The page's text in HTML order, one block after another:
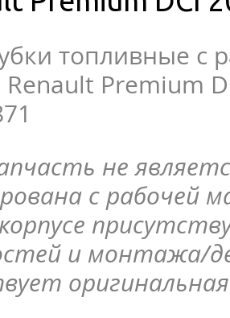
топливные
Premium
не
с рабочей
и монтажа/
оригинальная